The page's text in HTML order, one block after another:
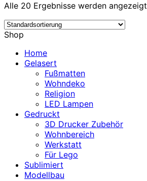
Alle 20 Ergebnisse werden angezeigt
Shop
Home
Gelasert
Fußmatten
Wohndeko
Religion
LED Lampen
Gedruckt
3D Drucker Zubehör
Wohnbereich
Werkstatt
Für Lego
Sublimiert
Modellbau